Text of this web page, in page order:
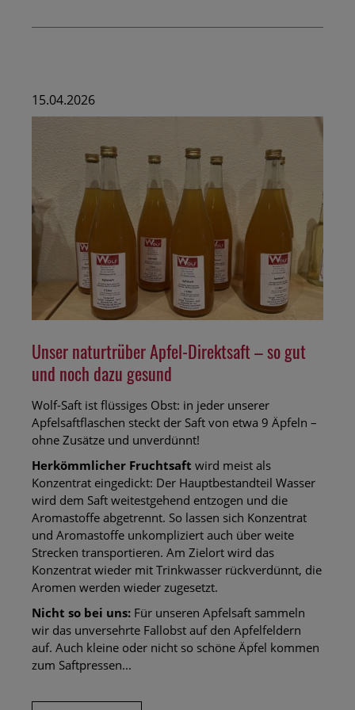
15.04.2026
Unser naturtrüber Apfel-Direktsaft – so gut
und noch dazu gesund
Wolf-Saft ist flüssiges Obst: in jeder unserer
Apfelsaftflaschen steckt der Saft von etwa 9 Äpfeln –
ohne Zusätze und unverdünnt!
Herkömmlicher Fruchtsaft wird meist als
Konzentrat eingedickt: Der Hauptbestandteil Wasser
wird dem Saft weitestgehend entzogen und die
Aromastoffe abgetrennt. So lassen sich Konzentrat
und Aromastoffe unkompliziert auch über weite
Strecken transportieren. Am Zielort wird das
Konzentrat wieder mit Trinkwasser rückverdünnt, die
Aromen werden wieder zugesetzt.
Nicht so bei uns: Für unseren Apfelsaft sammeln
wir das unversehrte Fallobst auf den Apfelfeldern
auf. Auch kleine oder nicht so schöne Äpfel kommen
zum Saftpressen...